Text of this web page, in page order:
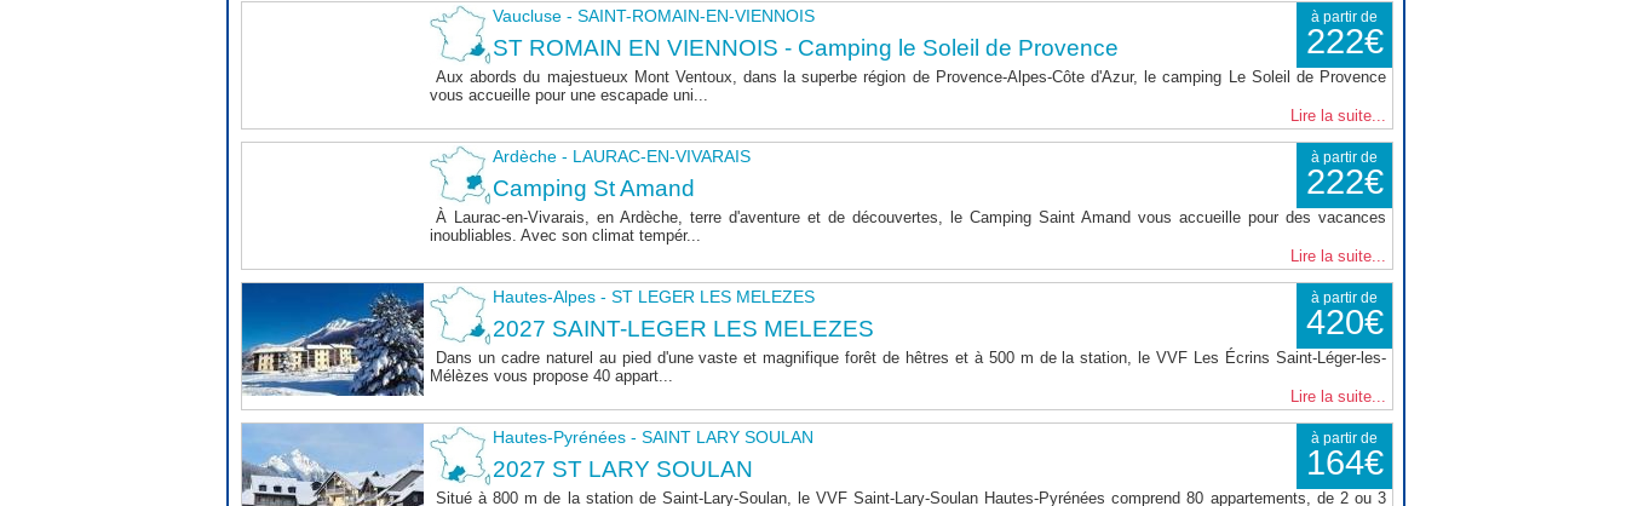
Vaucluse - SAINT-ROMAIN-EN-VIENNOIS à partir de
222€
ST ROMAIN EN VIENNOIS - Camping le Soleil de Provence
Aux abords du majestueux Mont Ventoux, dans la superbe région de Provence-Alpes-Côte d'Azur, le camping Le Soleil de Provence
vous accueille pour une escapade uni...
Lire la suite...
Ardèche - LAURAC-EN-VIVARAIS à partir de
222€
Camping St Amand
À Laurac-en-Vivarais, en Ardèche, terre d'aventure et de découvertes, le Camping Saint Amand vous accueille pour des vacances
inoubliables. Avec son climat tempér...
Lire la suite...
Hautes-Alpes - ST LEGER LES MELEZES à partir de
420€
2027 SAINT-LEGER LES MELEZES
Dans un cadre naturel au pied d'une vaste et magnifique forêt de hêtres et à 500 m de la station, le VVF Les Écrins Saint-Léger-les-
Mélèzes vous propose 40 appart...
Lire la suite...
Hautes-Pyrénées - SAINT LARY SOULAN à partir de
164€
2027 ST LARY SOULAN
Situé à 800 m de la station de Saint-Lary-Soulan, le VVF Saint-Lary-Soulan Hautes-Pyrénées comprend 80 appartements, de 2 ou 3